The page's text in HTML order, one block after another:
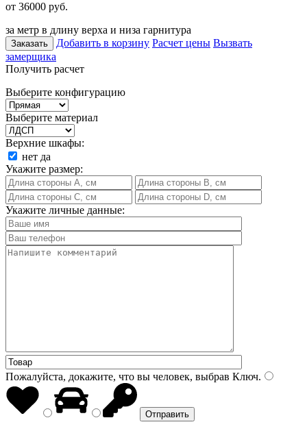
от 36000 руб.
за метр в длину верха и низа гарнитура
Заказать Добавить в корзину Расчет цены Вызвать
замерщика
Получить расчет
Выберите конфигурацию
Выберите материал
Верхние шкафы:
нет да
Укажите размер:
Укажите личные данные:
Пожалуйста, докажите, что вы человек, выбрав Ключ.